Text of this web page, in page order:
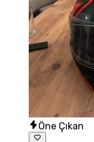
Öne Çıkan